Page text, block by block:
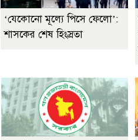
‘যেকোনো মূল্যে পিসে ফেলো’:
শাসকের শেষ হিংস্রতা